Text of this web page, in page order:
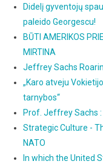
Didelį gyventojų
paleido Georgescu!
BŪTI AMERIKOS
MIRTINA
Jeffrey Sachs
„Karo atveju
tarnybos“
Prof. Jeffrey Sachs :
Strategic Culture -
NATO
In which the United